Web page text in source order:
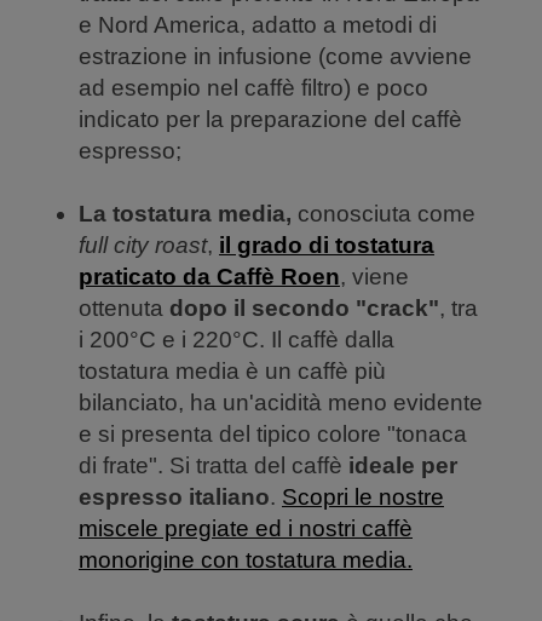
e Nord America, adatto a metodi di
estrazione in infusione (come avviene
ad esempio nel caffè filtro) e poco
indicato per la preparazione del caffè
espresso;
La tostatura media, conosciuta come
full city roast, il grado di tostatura
praticato da Caffè Roen, viene
ottenuta dopo il secondo "crack", tra
i 200°C e i 220°C. Il caffè dalla
tostatura media è un caffè più
bilanciato, ha un'acidità meno evidente
e si presenta del tipico colore "tonaca
di frate". Si tratta del caffè ideale per
espresso italiano. Scopri le nostre
miscele pregiate ed i nostri caffè
monorigine con tostatura media.